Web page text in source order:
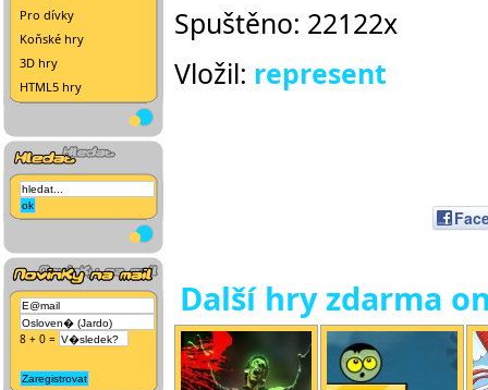
Pro dívky
Koňské hry
3D hry
HTML5 hry
8 + 0 =
Spuštěno: 22122x
Vložil: represent
Další hry zdarma